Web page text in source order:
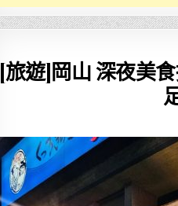
[旅遊]岡山 深夜美